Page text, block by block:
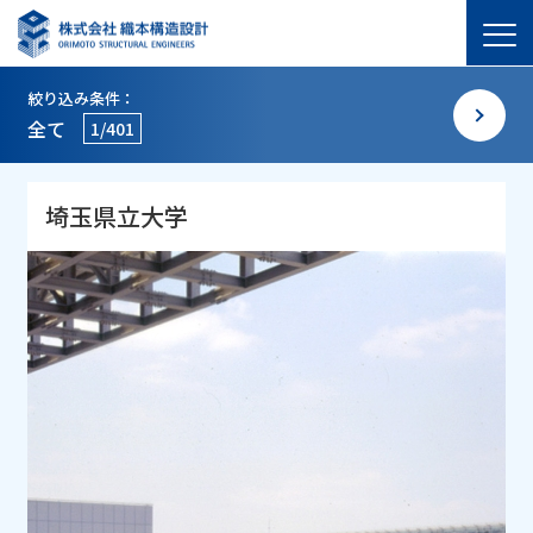
絞り込み条件：
全て 1/401
埼玉県立大学